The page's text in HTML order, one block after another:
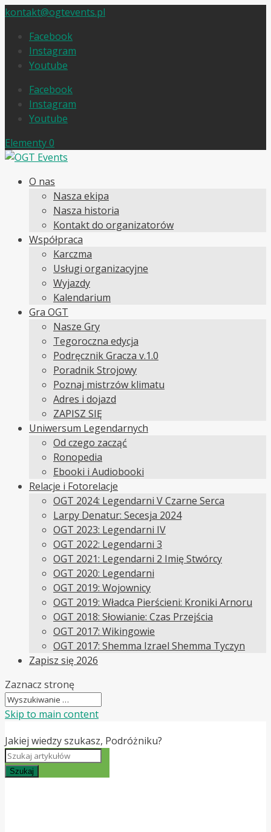
kontakt@ogtevents.pl
Facebook
Instagram
Youtube
Facebook
Instagram
Youtube
Elementy 0
O nas
Nasza ekipa
Nasza historia
Kontakt do organizatorów
Współpraca
Karczma
Usługi organizacyjne
Wyjazdy
Kalendarium
Gra OGT
Nasze Gry
Tegoroczna edycja
Podręcznik Gracza v.1.0
Poradnik Strojowy
Poznaj mistrzów klimatu
Adres i dojazd
ZAPISZ SIĘ
Uniwersum Legendarnych
Od czego zacząć
Ronopedia
Ebooki i Audiobooki
Relacje i Fotorelacje
OGT 2024: Legendarni V Czarne Serca
Larpy Denatur: Secesja 2024
OGT 2023: Legendarni IV
OGT 2022: Legendarni 3
OGT 2021: Legendarni 2 Imię Stwórcy
OGT 2020: Legendarni
OGT 2019: Wojownicy
OGT 2019: Władca Pierścieni: Kroniki Arnoru
OGT 2018: Słowianie: Czas Przejścia
OGT 2017: Wikingowie
OGT 2017: Shemma Izrael Shemma Tyczyn
Zapisz się 2026
Zaznacz stronę
Skip to main content
Jakiej wiedzy szukasz, Podróżniku?
Szukaj